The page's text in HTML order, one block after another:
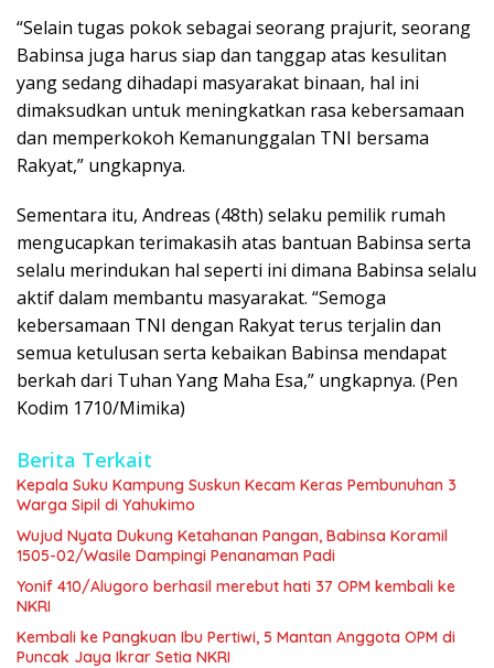
“Selain tugas pokok sebagai seorang prajurit, seorang
Babinsa juga harus siap dan tanggap atas kesulitan
yang sedang dihadapi masyarakat binaan, hal ini
dimaksudkan untuk meningkatkan rasa kebersamaan
dan memperkokoh Kemanunggalan TNI bersama
Rakyat,” ungkapnya.
Sementara itu, Andreas (48th) selaku pemilik rumah
mengucapkan terimakasih atas bantuan Babinsa serta
selalu merindukan hal seperti ini dimana Babinsa selalu
aktif dalam membantu masyarakat. “Semoga
kebersamaan TNI dengan Rakyat terus terjalin dan
semua ketulusan serta kebaikan Babinsa mendapat
berkah dari Tuhan Yang Maha Esa,” ungkapnya. (Pen
Kodim 1710/Mimika)
Berita Terkait
Kepala Suku Kampung Suskun Kecam Keras Pembunuhan 3
Warga Sipil di Yahukimo
Wujud Nyata Dukung Ketahanan Pangan, Babinsa Koramil
1505-02/Wasile Dampingi Penanaman Padi
Yonif 410/Alugoro berhasil merebut hati 37 OPM kembali ke
NKRI
Kembali ke Pangkuan Ibu Pertiwi, 5 Mantan Anggota OPM di
Puncak Jaya Ikrar Setia NKRI